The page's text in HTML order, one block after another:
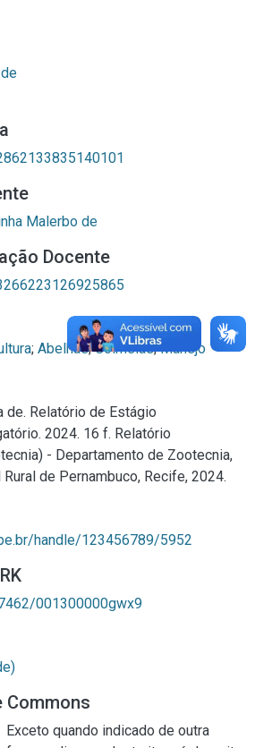
Malerbo de
Docente
; Abelhas;Colmeias;Manejo
de. Relatório de Estágio
2024. 16 f. Relatório
- Departamento de Zootecnia,
de Pernambuco, Recife, 2024.
handle/123456789/5952
001300000gwx9
Commons
Exceto quando indicado de outra